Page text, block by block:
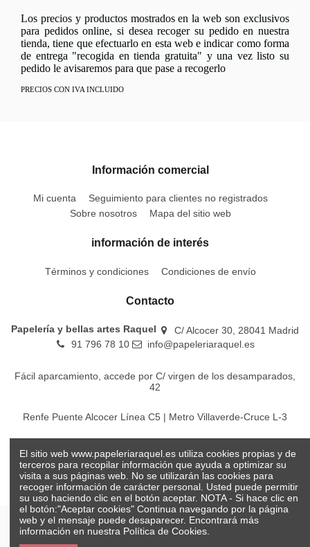
Los precios y productos mostrados en la web son exclusivos
para pedidos online, si desea recoger su pedido en nuestra
tienda, tiene que efectuarlo en esta web e indicar como forma
de entrega "recogida en tienda gratuita" y una vez listo su
pedido le avisaremos para que pase a recogerlo
PRECIOS CON IVA INCLUIDO
Información comercial
Mi cuenta
Seguimiento para clientes no registrados
Sobre nosotros
Mapa del sitio web
información de interés
Términos y condiciones Condiciones de envío
Contacto
Papelería y bellas artes Raquel
C/ Alcocer 30, 28041 Madrid
91 796 78 10
info@papeleriaraquel.es
Fácil aparcamiento, accede por C/ virgen de los desamparados,
42
Renfe Puente Alcocer Línea C5 | Metro Villaverde-Cruce L-3
El sitio web www.papeleriaraquel.es utiliza cookies propias y de
terceros para recopilar información que ayuda a optimizar su
visita a sus páginas web. No se utilizarán las cookies para
recoger información de carácter personal. Usted puede permitir
su uso haciendo clic en el botón aceptar. NOTA - Si hace clic en
el botón:"Aceptar cookies" Continua navegando por la página
web y el mensaje puede desaparecer. Encontrará más
información en nuestra Política de Cookies.